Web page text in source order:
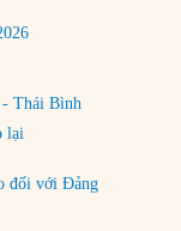
luôn
Thái Bình
lại
đối với Đảng